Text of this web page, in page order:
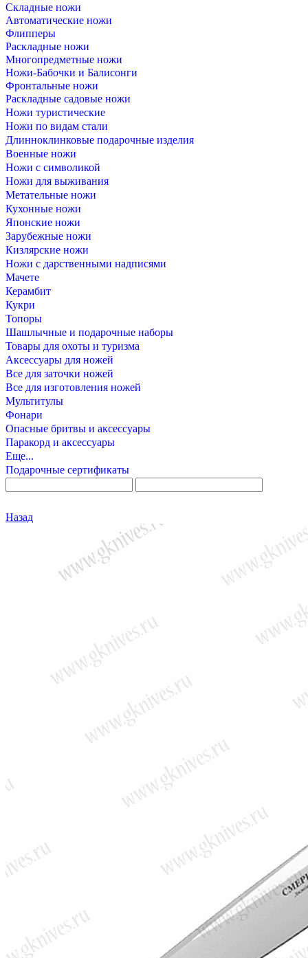
Складные ножи
Автоматические ножи
Флипперы
Раскладные ножи
Многопредметные ножи
Ножи-Бабочки и Балисонги
Фронтальные ножи
Раскладные садовые ножи
Ножи туристические
Ножи по видам стали
Длинноклинковые подарочные изделия
Военные ножи
Ножи с символикой
Ножи для выживания
Метательные ножи
Кухонные ножи
Японские ножи
Зарубежные ножи
Кизлярские ножи
Ножи с дарственными надписями
Мачете
Керамбит
Кукри
Топоры
Шашлычные и подарочные наборы
Товары для охоты и туризма
Аксессуары для ножей
Все для заточки ножей
Все для изготовления ножей
Мультитулы
Фонари
Опасные бритвы и аксессуары
Паракорд и аксессуары
Еще...
Подарочные сертификаты
Назад